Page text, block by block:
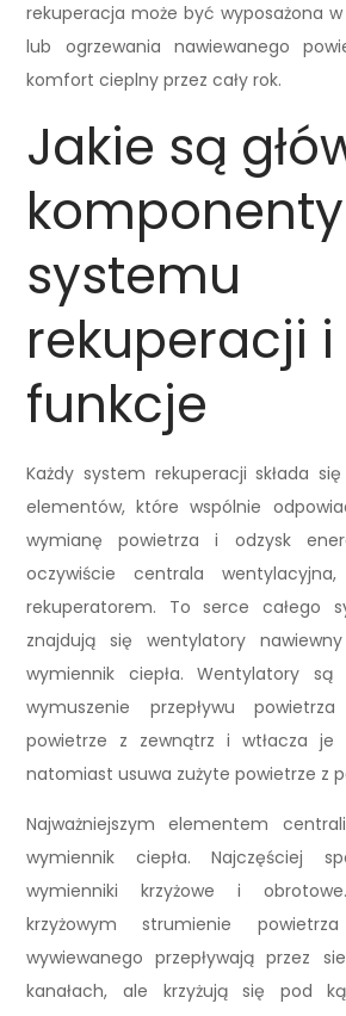
rekuperacja może być wyposażona
lub ogrzewania nawiewanego
komfort cieplny przez cały rok.
Jakie są
komponenty
systemu
rekuperacji
funkcje
Każdy system rekuperacji składa
elementów, które wspólnie
wymianę powietrza i odzysk
oczywiście centrala
rekuperatorem. To serce całego
znajdują się wentylatory
wymiennik ciepła. Wentylatory są
wymuszenie przepływu
powietrze z zewnątrz i wtłacza je
natomiast usuwa zużyte powietrze z
Najważniejszym elementem
wymiennik ciepła. Najczęściej
wymienniki krzyżowe i
krzyżowym strumienie
wywiewanego przepływają przez
kanałach, ale krzyżują się pod